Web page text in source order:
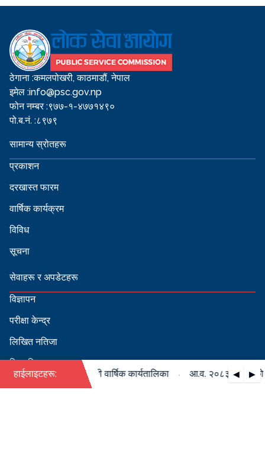
ठेगाना :कमलपोखरी, काठमाडौं, नेपाल
इमेल :info@psc.gov.np
फोन नम्बर :९७७-१-४७७१४९०
पो.ब.नं. :८९७९
सामान्य स्रोतहरू
प्रकाशन
दरखास्त फारम
वार्षिक कार्यक्रम
विविध
सूचना
सेवाहरू र अपडेटहरू
विज्ञापन
परीक्षा केन्द्र
लिखित नतिजा
सिफारिस
हाईलाइटहरू: ◀ ▶
०८४ को पदपूर्ति सम्बन्धी वार्षिक कार्यतालिका आ.व. २०८३/०८४ को